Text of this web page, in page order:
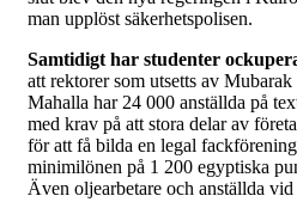
man upplöst säkerhetspolisen.
Samtidigt har studenter
att rektorer som utsetts av
Mahalla har 24 000 anställda på
med krav på att stora delar av
för att få bilda en legal
minimilönen på 1 200 egyptiska
Även oljearbetare och anställda